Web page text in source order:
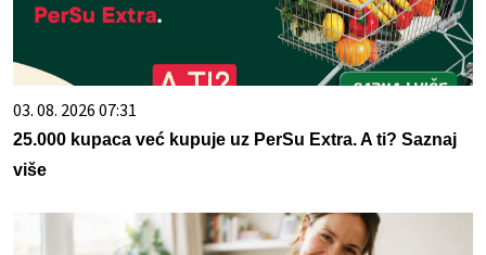
03. 08. 2026 07:31
25.000 kupaca već kupuje uz PerSu Extra. A ti? Saznaj
više